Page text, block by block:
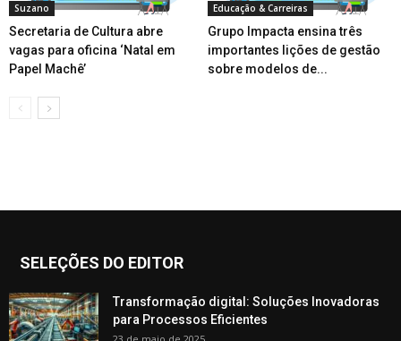
Suzano
Secretaria de Cultura abre
vagas para oficina ‘Natal em
Papel Machê’
Educação & Carreiras
Grupo Impacta ensina três
importantes lições de gestão
sobre modelos de...
SELEÇÕES DO EDITOR
Transformação digital: Soluções Inovadoras
para Processos Eficientes